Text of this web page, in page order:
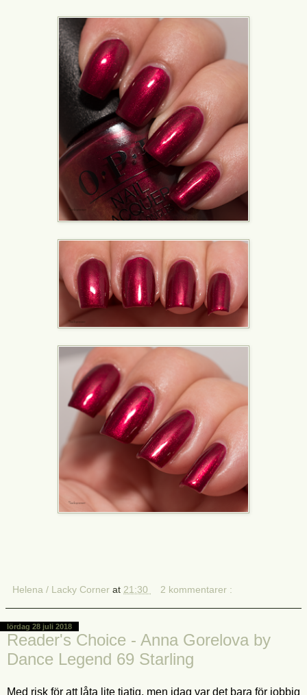
Helena / Lacky Corner at 21:30 2 kommentarer :
lördag 28 juli 2018
Reader's Choice - Anna Gorelova by
Dance Legend 69 Starling
Med risk för att låta lite tjatig, men idag var det bara för jobbig